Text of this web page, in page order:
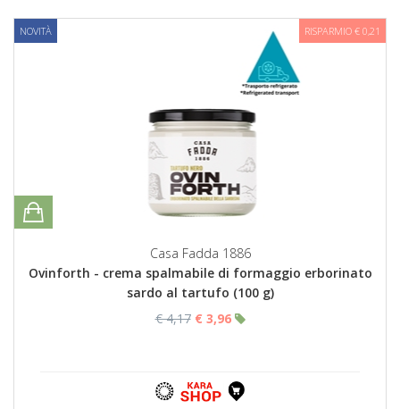
NOVITÀ RISPARMIO € 0,21
Casa Fadda 1886
Ovinforth - crema spalmabile di formaggio erborinato
sardo al tartufo (100 g)
€ 4,17 € 3,96